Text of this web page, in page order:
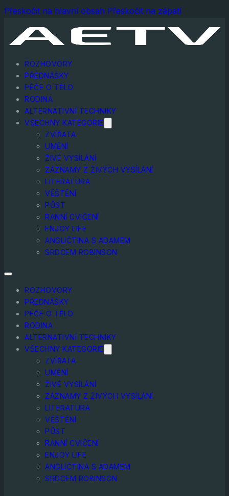
Přeskočit na hlavní obsah Přeskočit na zápatí
ROZHOVORY
PŘEDNÁŠKY
PÉČE O TĚLO
RODINA
ALTERNATIVNÍ TECHNIKY
VŠECHNY KATEGORIE
ZVÍŘATA
UMĚNÍ
ŽIVÉ VYSÍLÁNÍ
ZÁZNAMY Z ŽIVÝCH VYSÍLÁNÍ
LITERATURA
VĚŠTĚNÍ
PŮST
RANNÍ CVIČENÍ
ENJOY LIFE
ANGLIČTINA S ADAMEM
SRDCEM ROBINSON
ROZHOVORY
PŘEDNÁŠKY
PÉČE O TĚLO
RODINA
ALTERNATIVNÍ TECHNIKY
VŠECHNY KATEGORIE
ZVÍŘATA
UMĚNÍ
ŽIVÉ VYSÍLÁNÍ
ZÁZNAMY Z ŽIVÝCH VYSÍLÁNÍ
LITERATURA
VĚŠTĚNÍ
PŮST
RANNÍ CVIČENÍ
ENJOY LIFE
ANGLIČTINA S ADAMEM
SRDCEM ROBINSON